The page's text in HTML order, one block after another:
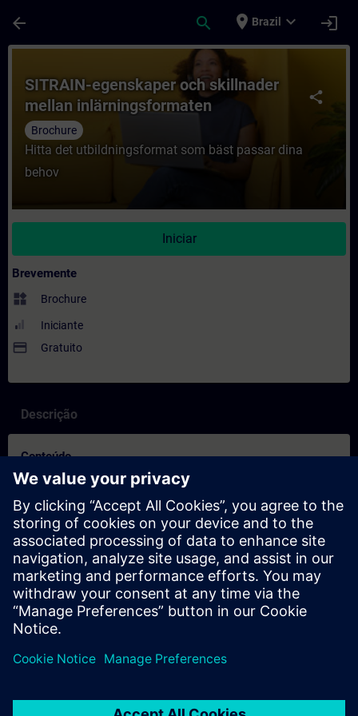
arrow_back search place Brazil expand_more login
Curso - SITRAIN-egenskaper och
share
SITRAIN-egenskaper och skillnader
mellan inlärningsformaten
Brochure
Hitta det utbildningsformat som bäst passar dina
behov
Iniciar
Brevemente
widgets Brochure
Iniciante
payment Gratuito
Descrição
Conteúdo
SITRAIN-egenskaper och skillnader mellan inlärningsformaten